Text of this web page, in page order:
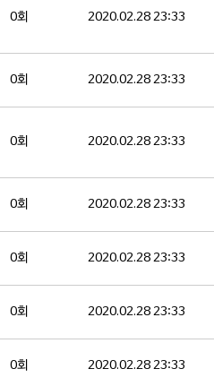
0회 2020.02.28 23:33
0회 2020.02.28 23:33
0회 2020.02.28 23:33
0회 2020.02.28 23:33
0회 2020.02.28 23:33
0회 2020.02.28 23:33
0회 2020.02.28 23:33